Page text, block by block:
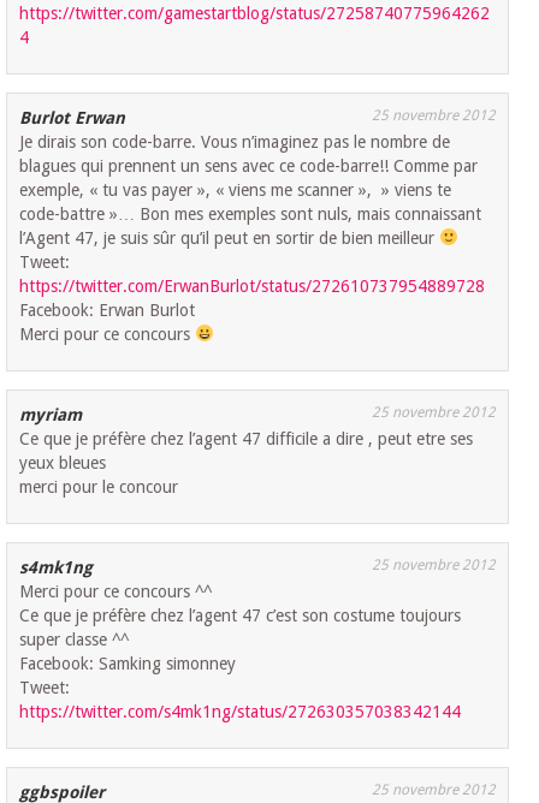
https://twitter.com/gamestartblog/status/27258740775964262
4
Burlot Erwan 25 novembre 2012
Je dirais son code-barre. Vous n’imaginez pas le nombre de
blagues qui prennent un sens avec ce code-barre!! Comme par
exemple, « tu vas payer », « viens me scanner », » viens te
code-battre »… Bon mes exemples sont nuls, mais connaissant
l’Agent 47, je suis sûr qu’il peut en sortir de bien meilleur
Tweet:
https://twitter.com/ErwanBurlot/status/272610737954889728
Facebook: Erwan Burlot
Merci pour ce concours
myriam 25 novembre 2012
Ce que je préfère chez l’agent 47 difficile a dire , peut etre ses
yeux bleues
merci pour le concour
s4mk1ng 25 novembre 2012
Merci pour ce concours ^^
Ce que je préfère chez l’agent 47 c’est son costume toujours
super classe ^^
Facebook: Samking simonney
Tweet:
https://twitter.com/s4mk1ng/status/272630357038342144
ggbspoiler 25 novembre 2012